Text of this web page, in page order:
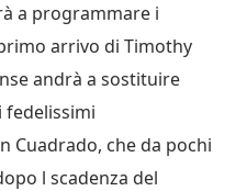
a programmare i
arrivo di Timothy
andrà a sostituire
fedelissimi
Cuadrado, che da pochi
l scadenza del